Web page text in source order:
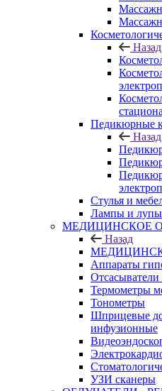
Назад
Педикюрные
Назад
Стулья и
Лампы и лупы
МЕДИЦИНСКОЕ
Назад
Аппараты
Отсасыватели
Термометры
Тонометры
Шприцевые
инфузионные
УЗИ сканеры